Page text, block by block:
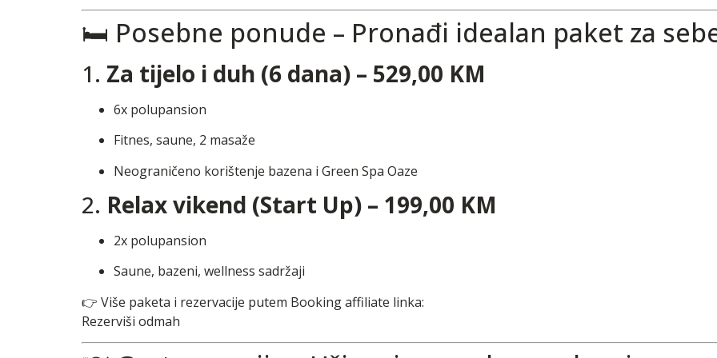
🛏️ Posebne ponude – Pronađi idealan paket za
1. Za tijelo i duh (6 dana) – 529,00 KM
6x polupansion
Fitnes, saune, 2 masaže
Neograničeno korištenje bazena i Green Spa Oaze
2. Relax vikend (Start Up) – 199,00 KM
2x polupansion
Saune, bazeni, wellness sadržaji
👉 Više paketa i rezervacije putem Booking affiliate linka:
Rezerviši odmah